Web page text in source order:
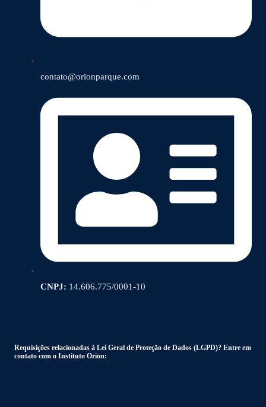
contato@orionparque.com
CNPJ: 14.606.775/0001-10
Requisições relacionadas à Lei Geral de Proteção de Dados (LGPD)? Entre em
contato com o Instituto Orion: